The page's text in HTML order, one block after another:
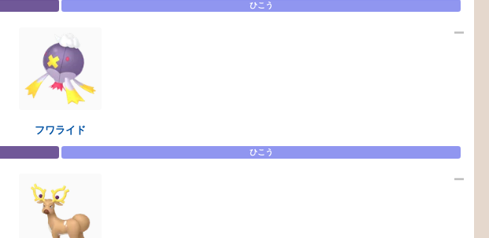
ひこう
フワライド
ひこう